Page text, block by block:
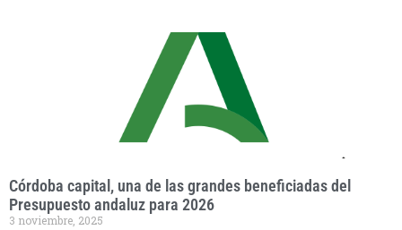
Córdoba capital, una de las grandes beneficiadas del
Presupuesto andaluz para 2026
3 noviembre, 2025